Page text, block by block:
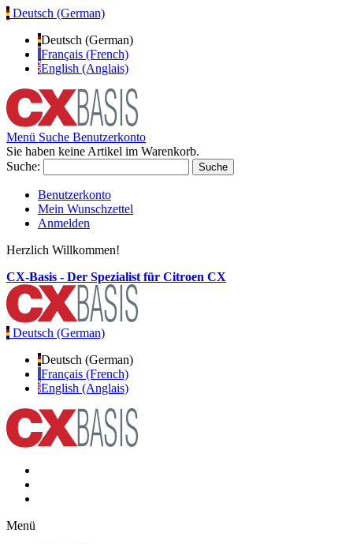
Deutsch (German)
Deutsch (German)
Français (French)
English (Anglais)
Menü Suche Benutzerkonto
Sie haben keine Artikel im Warenkorb.
Suche:
Suche
Benutzerkonto
Mein Wunschzettel
Anmelden
Herzlich Willkommen!
CX-Basis - Der Spezialist für Citroen CX
Deutsch (German)
Deutsch (German)
Français (French)
English (Anglais)
Menü